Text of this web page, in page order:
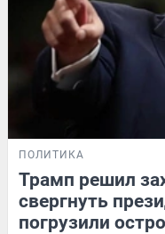
ПОЛИТИКА
Трамп решил
свергнуть
погрузили